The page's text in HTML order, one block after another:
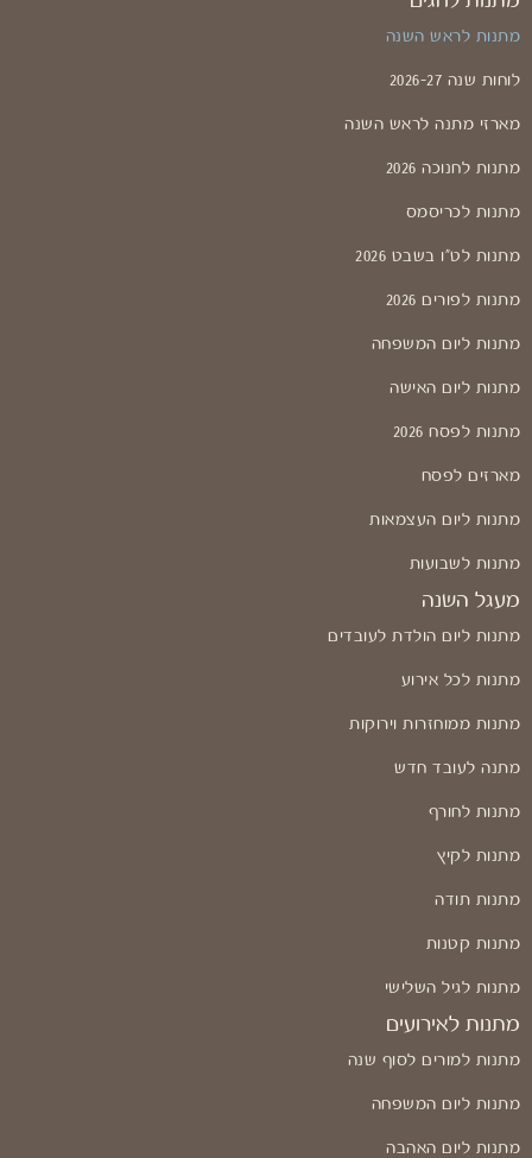
מתנות לראש השנה
לוחות שנה 2026-27
מארזי מתנה לראש השנה
מתנות לחנוכה 2026
מתנות לכריסמס
מתנות לט"ו בשבט 2026
מתנות לפורים 2026
מתנות ליום המשפחה
מתנות ליום האישה
מתנות לפסח 2026
מארזים לפסח
מתנות ליום העצמאות
מתנות לשבועות
מעגל השנה
מתנות ליום הולדת לעובדים
מתנות לכל אירוע
מתנות ממוחזרות וירוקות
מתנה לעובד חדש
מתנות לחורף
מתנות לקיץ
מתנות תודה
מתנות קטנות
מתנות לגיל השלישי
מתנות לאירועים
מתנות למורים לסוף שנה
מתנות ליום המשפחה
מתנות ליום האהבה